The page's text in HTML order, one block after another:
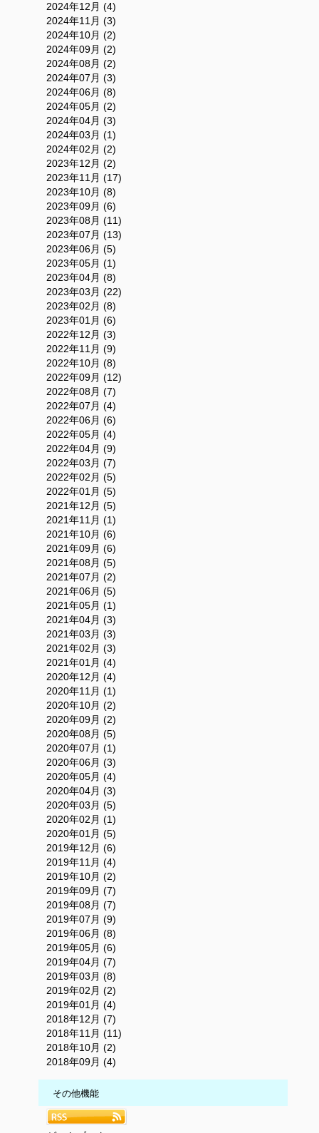
2024年12月 (4)
2024年11月 (3)
2024年10月 (2)
2024年09月 (2)
2024年08月 (2)
2024年07月 (3)
2024年06月 (8)
2024年05月 (2)
2024年04月 (3)
2024年03月 (1)
2024年02月 (2)
2023年12月 (2)
2023年11月 (17)
2023年10月 (8)
2023年09月 (6)
2023年08月 (11)
2023年07月 (13)
2023年06月 (5)
2023年05月 (1)
2023年04月 (8)
2023年03月 (22)
2023年02月 (8)
2023年01月 (6)
2022年12月 (3)
2022年11月 (9)
2022年10月 (8)
2022年09月 (12)
2022年08月 (7)
2022年07月 (4)
2022年06月 (6)
2022年05月 (4)
2022年04月 (9)
2022年03月 (7)
2022年02月 (5)
2022年01月 (5)
2021年12月 (5)
2021年11月 (1)
2021年10月 (6)
2021年09月 (6)
2021年08月 (5)
2021年07月 (2)
2021年06月 (5)
2021年05月 (1)
2021年04月 (3)
2021年03月 (3)
2021年02月 (3)
2021年01月 (4)
2020年12月 (4)
2020年11月 (1)
2020年10月 (2)
2020年09月 (2)
2020年08月 (5)
2020年07月 (1)
2020年06月 (3)
2020年05月 (4)
2020年04月 (3)
2020年03月 (5)
2020年02月 (1)
2020年01月 (5)
2019年12月 (6)
2019年11月 (4)
2019年10月 (2)
2019年09月 (7)
2019年08月 (7)
2019年07月 (9)
2019年06月 (8)
2019年05月 (6)
2019年04月 (7)
2019年03月 (8)
2019年02月 (2)
2019年01月 (4)
2018年12月 (7)
2018年11月 (11)
2018年10月 (2)
2018年09月 (4)
その他機能